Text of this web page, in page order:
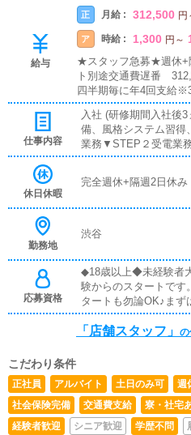
給与
正 月給 : 312,500 円
ア 時給 : 1,300 円 ～
★スタッフ急募★週休+
ト別途交通費遅番
四半期毎に年4回支給
入も自由にお選び頂け
日勤務から 早番遅番
日払い可
仕事内容
入社 (研修期間入社後
備、風格システム習得
業務▼STEP２受電業
３キャスト対応、面
理、スタッフ管理、売
休日休暇
完全週休+隔週2日休み
勤務地
渋谷
応募資格
◆18歳以上◆未経験者
験からのスタートで
タートも勿論OK♪ま
会人としての一般常
方。
「店舗スタッフ」
こだわり条件
正社員 アルバイト 土日のみ可 週
社会保険完備
交通費支給 寮・社宅
経験者歓迎
シニア歓迎 学歴不問